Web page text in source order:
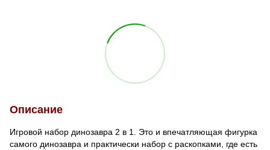
Описание
Игровой набор динозавра 2 в 1. Это и впечатляющая фигурка
самого динозавра и практически набор с раскопками, где есть